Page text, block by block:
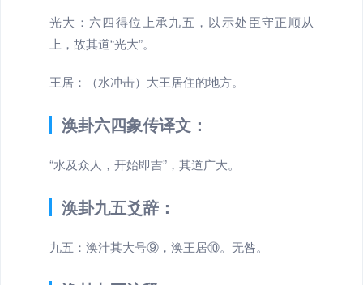
光大：六四得位上承九五，以示处臣守正顺从
上，故其道“光大”。
王居：（水冲击）大王居住的地方。
涣卦六四象传译文：
“水及众人，开始即吉”，其道广大。
涣卦九五爻辞：
九五：涣汁其大号⑨，涣王居⑩。无咎。